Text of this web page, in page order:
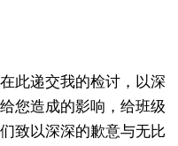
此递交我的检讨，以深
您造成的影响，给班级
致以深深的歉意与无比